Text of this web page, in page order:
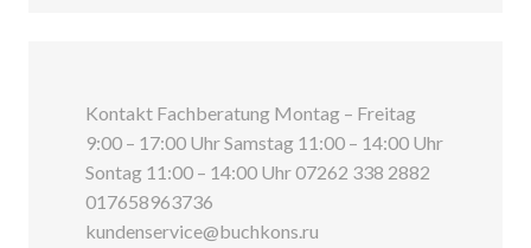
Kontakt Fachberatung Montag – Freitag
9:00 – 17:00 Uhr Samstag 11:00 – 14:00 Uhr
Sontag 11:00 – 14:00 Uhr 07262 338 2882
017658963736
kundenservice@buchkons.ru